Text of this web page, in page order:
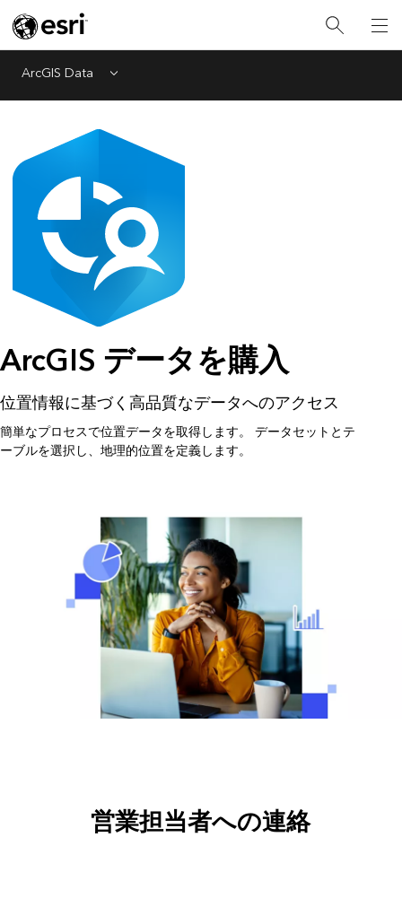
ArcGIS Data Menu
ArcGIS データを購入
位置情報に基づく高品質なデータへのアクセス
簡単なプロセスで位置データを取得します。 データセットとテ
ーブルを選択し、地理的位置を定義します。
営業担当者への連絡